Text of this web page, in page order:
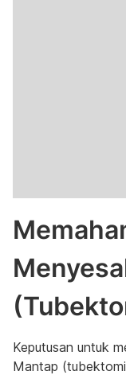
Keputusan untuk
Mantap